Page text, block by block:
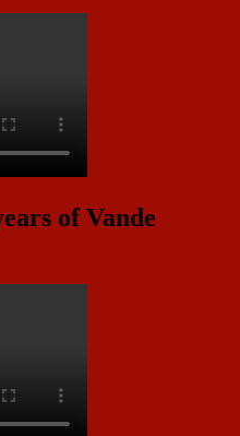
of Vande